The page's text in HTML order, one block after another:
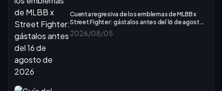
Cuenta regresiva de los emblemas de MLBB x
Street Fighter: gástalos antes del 16 de agosto
de 2026
2026/08/05